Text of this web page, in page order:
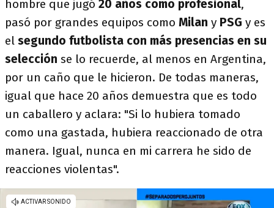
hombre que jugó 20 años como profesional,
pasó por grandes equipos como Milan y PSG y es
el segundo futbolista con más presencias en su
selección se lo recuerde, al menos en Argentina,
por un caño que le hicieron. De todas maneras,
igual que hace 20 años demuestra que es todo
un caballero y aclara: "Si lo hubiera tomado
como una gastada, hubiera reaccionado de otra
manera. Igual, nunca en mi carrera he sido de
reacciones violentas".